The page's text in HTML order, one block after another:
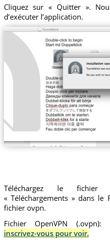
Cliquez sur « Quitter ».
d’exécuter l’application.
Téléchargez le fichier
« Téléchargements » dans
fichier ovpn.
Fichier OpenVPN (.ovpn):
inscrivez-vous pour voir.